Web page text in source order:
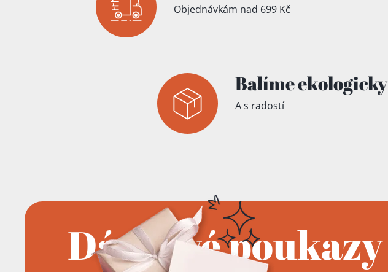
Objednávkám nad 699 Kč
Balíme ekologicky
A s radostí
Dárkové poukazy